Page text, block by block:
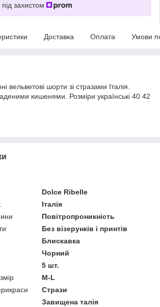
захистом
Доставка Оплата Умови
вельветові шорти зі стразами Італія.
кишенями. Розміри українські 40 42
Dolce Ribelle
Італія
Повітропроникність
Без візерунків і принтів
Блискавка
Чорний
5 шт.
M-L
Стрази
Завищена талія